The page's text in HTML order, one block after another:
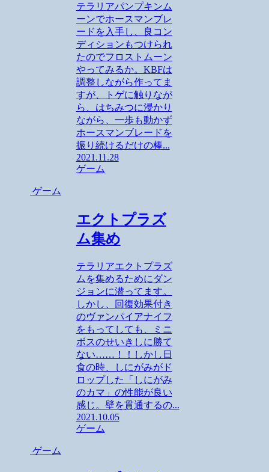
テラリアパンプキンム
ーンでホースマンブレ
ードを入手し、良コン
ディションもつけられ
たのでフロストムーン
やってみるか。KBFは
調整しながら作ってま
すが、トゲに触りなが
ら、はちみつに浸かり
ながら、一歩も動かず
ホースマンブレードを
振り続けるだけの棒...
2021.11.28
ゲーム
ゲーム
エクトプラズ
ム集め
テラリアエクトプラズ
ムを集めるためにダン
ジョンに潜ってます。
しかし、回復効果付き
のヴァンパイアナイフ
をもってしても、ミニ
ボスのせいきしに勝て
ない……！！しかし日
食の時、しにがみがド
ロップした「しにがみ
のカマ」の性能が良い
感じ。壁を貫通するの...
2021.10.05
ゲーム
ゲーム